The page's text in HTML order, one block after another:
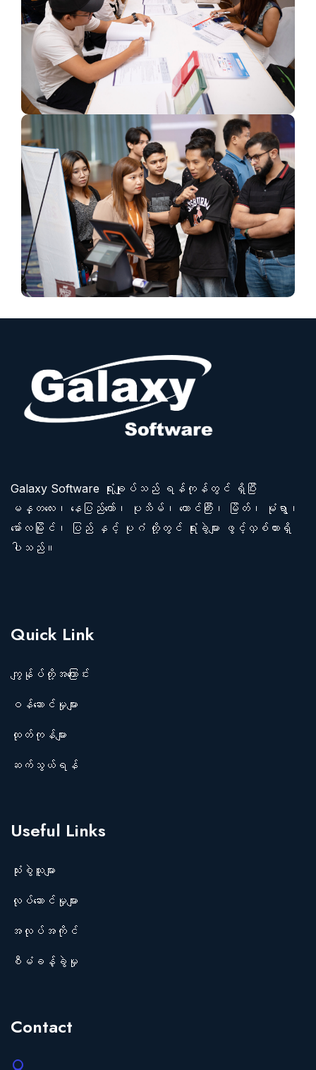
Galaxy Software ရုံးချုပ်သည် ရန်ကုန်တွင် ရှိပြီး
မန္တလေး၊ နေပြည်တော်၊ ပုသိမ်၊ တောင်ကြီး၊ မြိတ်၊ မုံရွာ၊
မော်လမြိုင်၊ ပြည် နှင့် ပုဂံ တို့တွင် ရုံးခွဲများ ဖွင့်လှစ်ထားရှိ
ပါသည်။
Quick Link
ကျွန်ုပ်တို့အကြောင်း
ဝန်ဆောင်မှုများ
ထုတ်ကုန်များ
ဆက်သွယ်ရန်
Useful Links
သုံးစွဲသူများ
လုပ်ဆောင်မှုများ
အလုပ်အကိုင်
စီမံခန့်ခွဲမှု
Contact